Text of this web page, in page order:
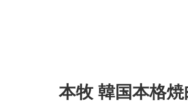
本牧 韓国本格